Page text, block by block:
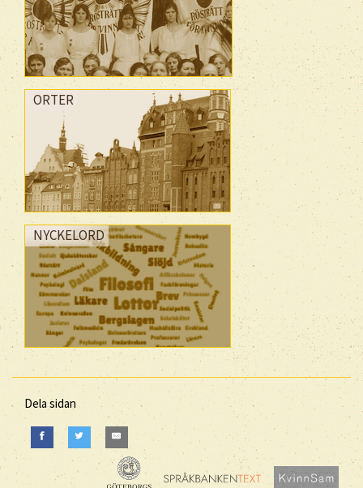
ORTER
NYCKELORD
Dela sidan